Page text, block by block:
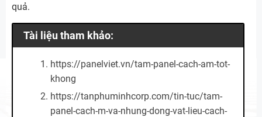
quả.
Tài liệu tham khảo:
https://panelviet.vn/tam-panel-cach-am-tot-
khong
https://tanphuminhcorp.com/tin-tuc/tam-
panel-cach-m-va-nhung-dong-vat-lieu-cach-